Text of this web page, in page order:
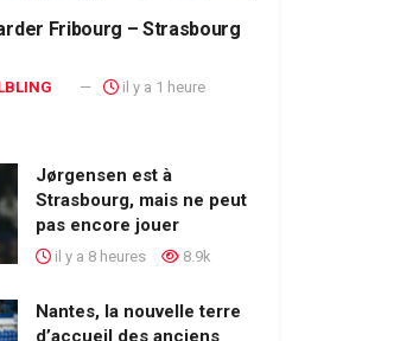
Fribourg – Strasbourg
il y a 1 heure
Jørgensen est à
Strasbourg, mais ne peut
pas encore jouer
il y a 8 heures 8.9k
Nantes, la nouvelle terre
d’accueil des anciens